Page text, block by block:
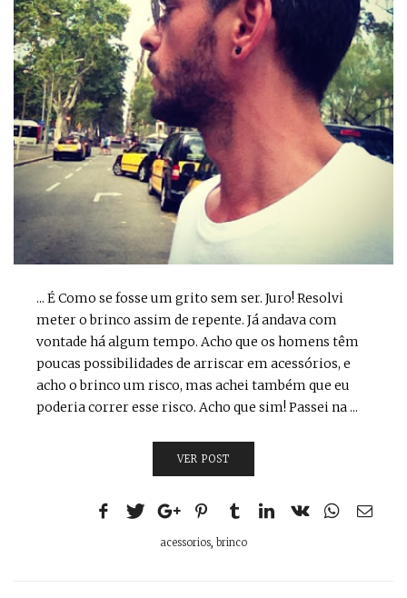
... É Como se fosse um grito sem ser. Juro! Resolvi
meter o brinco assim de repente. Já andava com
vontade há algum tempo. Acho que os homens têm
poucas possibilidades de arriscar em acessórios, e
acho o brinco um risco, mas achei também que eu
poderia correr esse risco. Acho que sim! Passei na ...
VER POST
acessorios brinco